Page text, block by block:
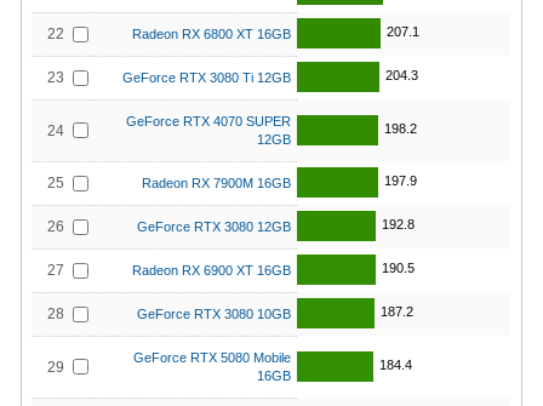
22 Radeon RX 6800 XT 16GB 207.1
23 GeForce RTX 3080 Ti 12GB 204.3
24
GeForce RTX 4070 SUPER
12GB
198.2
25 Radeon RX 7900M 16GB 197.9
26 GeForce RTX 3080 12GB 192.8
27 Radeon RX 6900 XT 16GB 190.5
28 GeForce RTX 3080 10GB 187.2
29
GeForce RTX 5080 Mobile
16GB
184.4